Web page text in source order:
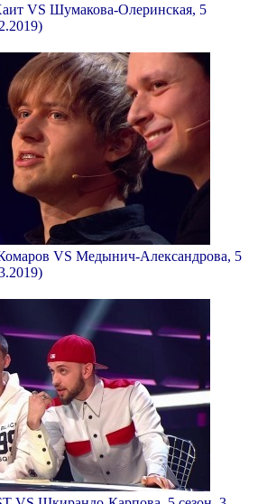
VS Шумакова-Олеринская, 5
VS Медынич-Александрова, 5